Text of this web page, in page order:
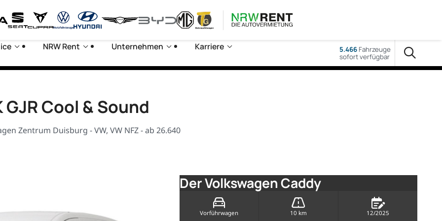
NRW Rent Unternehmen Karriere 5.466Fahrzeuge
sofort verfügbar
Cool & Sound
Zentrum Duisburg - VW, VW NFZ - ab 26.640
Der Volkswagen Caddy
Vorführwagen 10 km 12/2025